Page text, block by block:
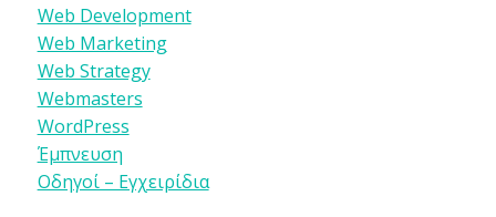
Web Development
Web Marketing
Web Strategy
Webmasters
WordPress
Έμπνευση
Οδηγοί – Εγχειρίδια